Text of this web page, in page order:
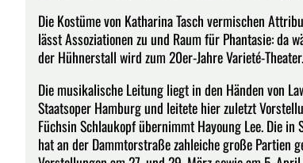
Die Kostüme von Katharina Tasch vermischen
lässt Assoziationen zu und Raum für Phantasie: da
der Hühnerstall wird zum 20er-Jahre Varieté-Theater.
Die musikalische Leitung liegt in den Händen von
Staatsoper Hamburg und leitete hier zuletzt
Füchsin Schlaukopf übernimmt Hayoung Lee. Die
hat an der Dammtorstraße zahleiche große Partien